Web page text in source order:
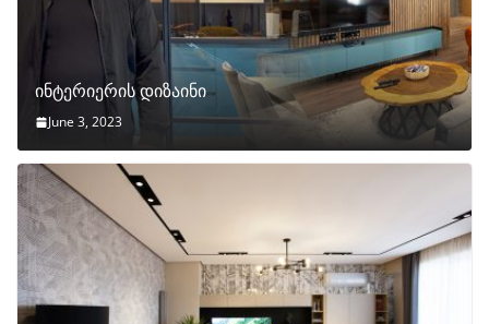
ინტერიერის დიზაინი
June 3, 2023